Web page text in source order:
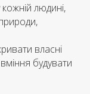
людині,
власні
будувати